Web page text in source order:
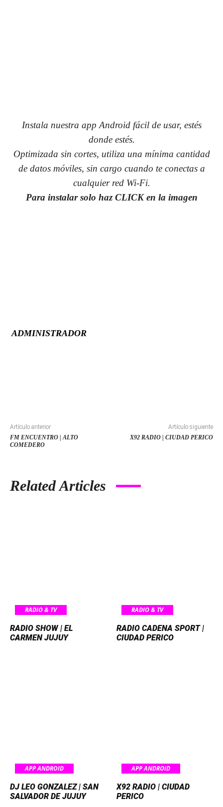
Instala nuestra app Android fácil de usar, estés
donde estés.
Optimizada sin cortes, utiliza una mínima cantidad
de datos móviles, sin cargo cuando te conectas a
cualquier red Wi-Fi.
Para instalar solo haz CLICK en la imagen
ADMINISTRADOR
Artículo anterior
FM ENCUENTRO | ALTO
COMEDERO
Artículo siguiente
X92 RADIO | CIUDAD PERICO
Related Articles
RADIO & TV
RADIO SHOW | EL
CARMEN JUJUY
RADIO & TV
RADIO CADENA SPORT |
CIUDAD PERICO
APP ANDROID
DJ LEO GONZALEZ | SAN
SALVADOR DE JUJUY
APP ANDROID
X92 RADIO | CIUDAD
PERICO